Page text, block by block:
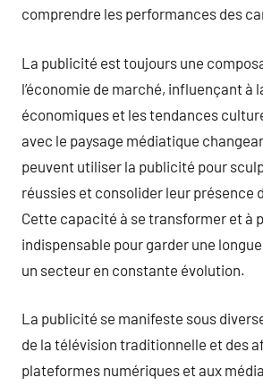
comprendre les performances des
La publicité est toujours une
l’économie de marché, influençant à
économiques et les tendances
avec le paysage médiatique
peuvent utiliser la publicité pour
réussies et consolider leur présence
Cette capacité à se transformer et à
indispensable pour garder une
un secteur en constante évolution.
La publicité se manifeste sous
de la télévision traditionnelle et des
plateformes numériques et aux